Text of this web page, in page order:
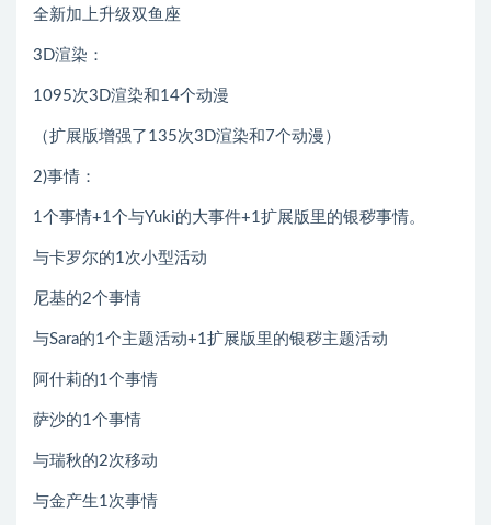
全新加上升级双鱼座
3D渲染：
1095次3D渲染和14个动漫
（扩展版增强了135次3D渲染和7个动漫）
2)事情：
1个事情+1个与Yuki的大事件+1扩展版里的银秽事情。
与卡罗尔的1次小型活动
尼基的2个事情
与Sara的1个主题活动+1扩展版里的银秽主题活动
阿什莉的1个事情
萨沙的1个事情
与瑞秋的2次移动
与金产生1次事情